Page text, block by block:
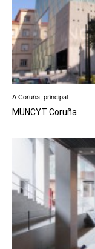
A Coruña principal
MUNCYT Coruña